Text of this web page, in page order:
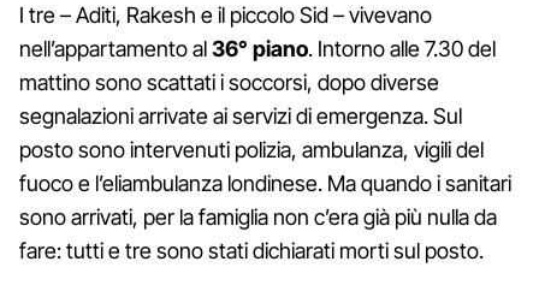
I tre – Aditi, Rakesh e il piccolo Sid – vivevano
nell’appartamento al36° piano. Intorno alle 7.30 del
mattino sono scattati i soccorsi, dopo diverse
segnalazioni arrivate ai servizi di emergenza. Sul
posto sono intervenuti polizia, ambulanza, vigili del
fuoco e l’eliambulanza londinese. Ma quando i sanitari
sono arrivati, per la famiglia non c’era già più nulla da
fare: tutti e tre sono stati dichiarati morti sul posto.